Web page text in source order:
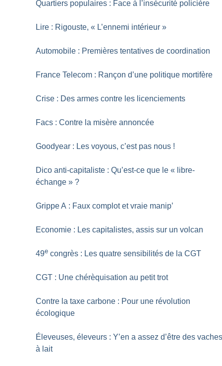
Quartiers populaires : Face à l’insécurité policière
Lire : Rigouste, « L’ennemi intérieur »
Automobile : Premières tentatives de coordination
France Telecom : Rançon d’une politique mortifère
Crise : Des armes contre les licenciements
Facs : Contre la misère annoncée
Goodyear : Les voyous, c’est pas nous !
Dico anti-capitaliste : Qu’est-ce que le « libre-
échange » ?
Grippe A : Faux complot et vraie manip’
Economie : Les capitalistes, assis sur un volcan
49e congrès : Les quatre sensibilités de la CGT
CGT : Une chérèquisation au petit trot
Contre la taxe carbone : Pour une révolution
écologique
Éleveuses, éleveurs : Y’en a assez d’être des
à lait